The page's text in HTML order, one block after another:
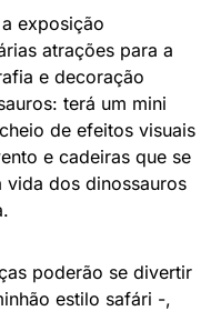
exposição
atrações para a
e decoração
terá um mini
de efeitos visuais
e cadeiras que se
vida dos dinossauros
poderão se divertir
estilo safári -,